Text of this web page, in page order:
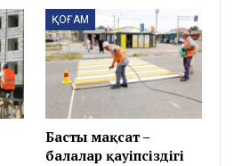
ҚОҒАМ
Басты мақсат –
балалар қауіпсіздігі